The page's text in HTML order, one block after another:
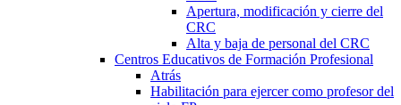
Apertura, modificación y cierre del
CRC
Alta y baja de personal del CRC
Centros Educativos de Formación Profesional
Atrás
Habilitación para ejercer como profesor del